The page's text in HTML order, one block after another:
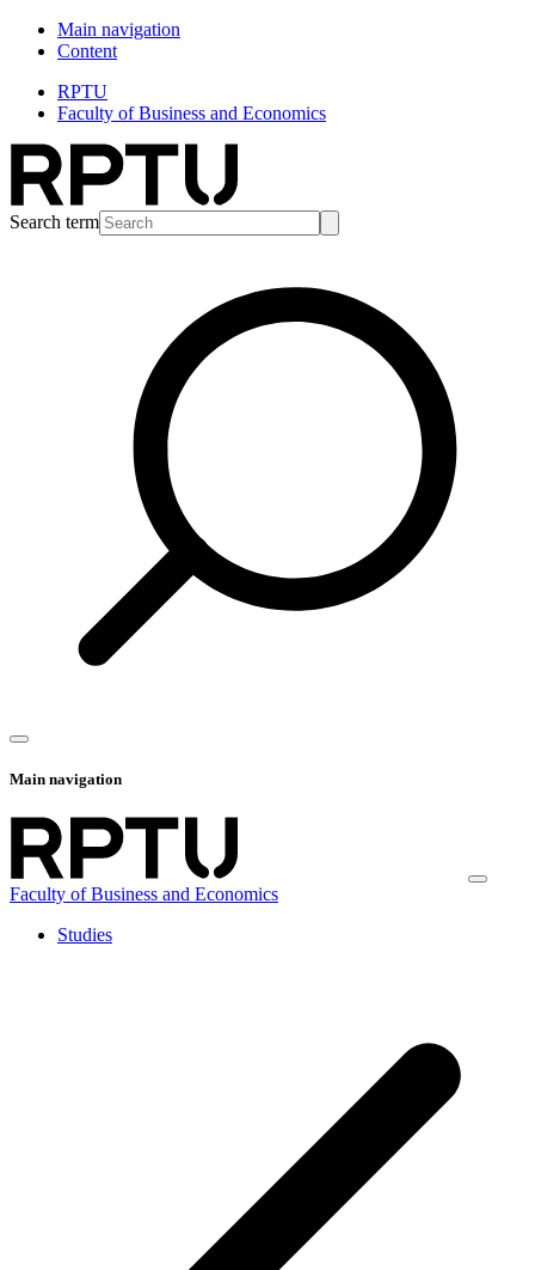
Main navigation
Content
RPTU
Faculty of Business and Economics
Search term
Main navigation
Faculty of Business and Economics
Studies